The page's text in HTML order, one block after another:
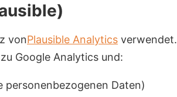
vonPlausible Analytics verwendet.
Google Analytics und:
Daten)